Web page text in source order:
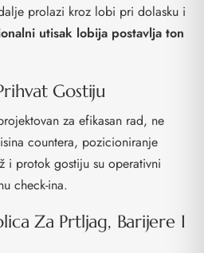
prolazi kroz lobi pri dolasku i
utisak lobija postavlja ton
Gostiju
za efikasan rad, ne
countera, pozicioniranje
i protok gostiju su operativni
check-ina.
Za Prtljag, Barijere I